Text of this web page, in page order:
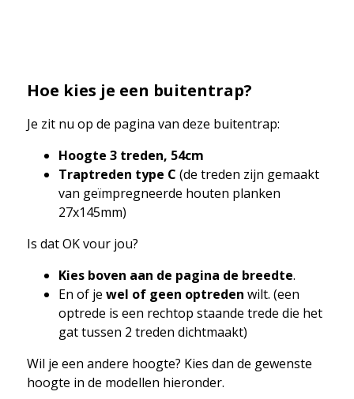
Hoe kies je een buitentrap?
Je zit nu op de pagina van deze buitentrap:
Hoogte 3 treden, 54cm
Traptreden type C (de treden zijn gemaakt
van geïmpregneerde houten planken
27x145mm)
Is dat OK vour jou?
Kies boven aan de pagina de breedte.
En of je wel of geen optreden wilt. (een
optrede is een rechtop staande trede die het
gat tussen 2 treden dichtmaakt)
Wil je een andere hoogte? Kies dan de gewenste
hoogte in de modellen hieronder.